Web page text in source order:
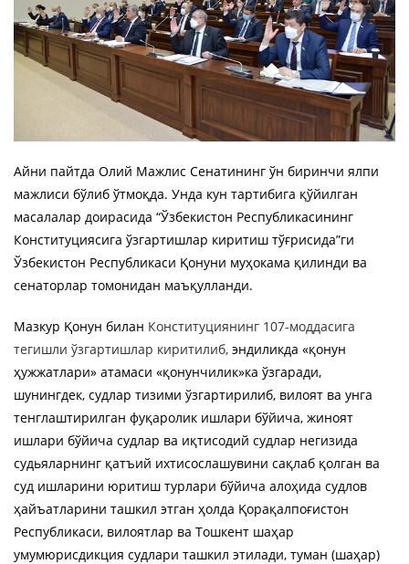
Айни пайтда Олий Мажлис Сенатининг ўн биринчи ялпи
мажлиси бўлиб ўтмоқда. Унда кун тартибига қўйилган
масалалар доирасида “Ўзбекистон Республикасининг
Конституциясига ўзгартишлар киритиш тўғрисида”ги
Ўзбекистон Республикаси Қонуни муҳокама қилинди ва
сенаторлар томонидан маъқулланди.
Мазкур Қонун билан Конституциянинг 107-моддасига
тегишли ўзгартишлар киритилиб, эндиликда «қонун
ҳужжатлари» атамаси «қонунчилик»ка ўзгаради,
шунингдек, судлар тизими ўзгартирилиб, вилоят ва унга
тенглаштирилган фуқаролик ишлари бўйича, жиноят
ишлари бўйича судлар ва иқтисодий судлар негизида
судьяларнинг қатъий ихтисослашувини сақлаб қолган ва
суд ишларини юритиш турлари бўйича алоҳида судлов
ҳайъатларини ташкил этган ҳолда Қорақалпоғистон
Республикаси, вилоятлар ва Тошкент шаҳар
умумюрисдикция судлари ташкил этилади, туман (шаҳар)